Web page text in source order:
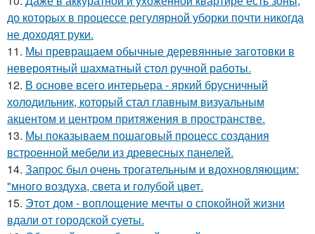
до которых в процессе регулярной уборки почти никогда
не доходят руки.
11. Мы превращаем обычные деревянные заготовки в
невероятный шахматный стол ручной работы.
12. В основе всего интерьера - яркий брусничный
холодильник, который стал главным визуальным
акцентом и центром притяжения в пространстве.
13. Мы показываем пошаговый процесс создания
встроенной мебели из древесных панелей.
14. Запрос был очень трогательным и вдохновляющим:
"много воздуха, света и голубой цвет.
15. Этот дом - воплощение мечты о спокойной жизни
вдали от городской суеты.